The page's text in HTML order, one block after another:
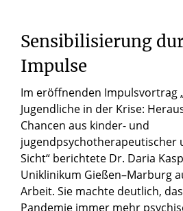
Sensibilisierung
Impulse
Im eröffnenden Impulsvortrag
Jugendliche in der Krise:
Chancen aus kinder- und
jugendpsychotherapeutischer
Sicht“ berichtete Dr. Daria
Uniklinikum Gießen–Marburg
Arbeit. Sie machte deutlich,
Pandemie immer mehr